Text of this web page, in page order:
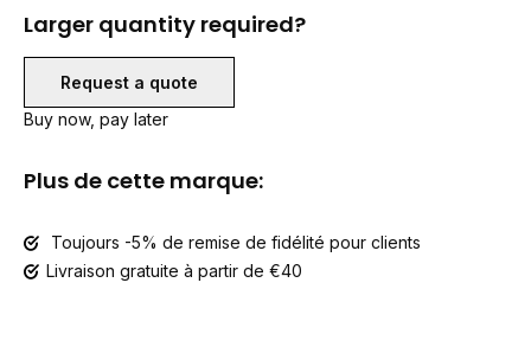
Larger quantity required?
Request a quote
Buy now, pay later
Plus de cette marque:
Toujours -5% de remise de fidélité pour clients
Livraison gratuite à partir de €40